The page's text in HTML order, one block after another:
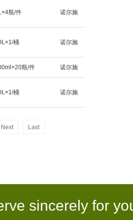
瓶/件 诺尔施
桶 诺尔施
瓶/件 诺尔施
桶 诺尔施
Next Last
sincerely for